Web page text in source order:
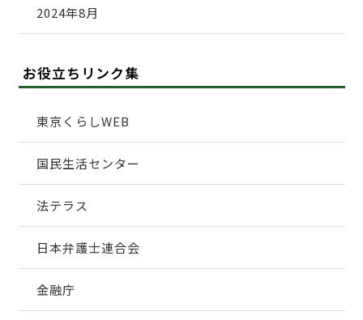
2024年8月
お役立ちリンク集
東京くらしWEB
国民生活センター
法テラス
日本弁護士連合会
金融庁